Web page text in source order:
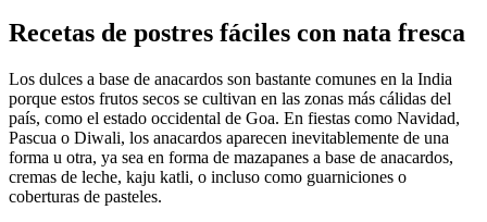
Recetas de postres fáciles con nata fresca
Los dulces a base de anacardos son bastante comunes en la India
porque estos frutos secos se cultivan en las zonas más cálidas del
país, como el estado occidental de Goa. En fiestas como Navidad,
Pascua o Diwali, los anacardos aparecen inevitablemente de una
forma u otra, ya sea en forma de mazapanes a base de anacardos,
cremas de leche, kaju katli, o incluso como guarniciones o
coberturas de pasteles.